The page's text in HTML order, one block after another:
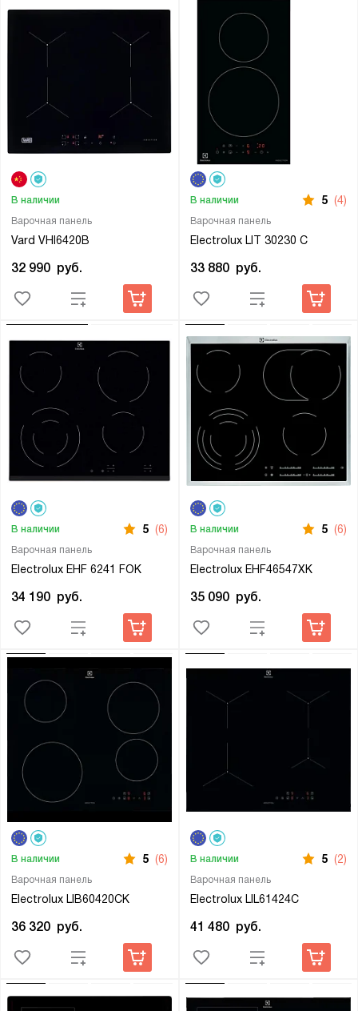
Варочная панель
Vard VHI6420B
В наличии
32 990 руб.
Варочная панель
Electrolux LIT 30230 C
В наличии 5 (4)
33 880 руб.
Варочная панель
Electrolux EHF 6241 FOK
В наличии 5 (6)
34 190 руб.
Варочная панель
Electrolux EHF46547XK
В наличии 5 (6)
35 090 руб.
Варочная панель
Electrolux LIB60420CK
В наличии 5 (6)
36 320 руб.
Варочная панель
Electrolux LIL61424C
В наличии 5 (2)
41 480 руб.